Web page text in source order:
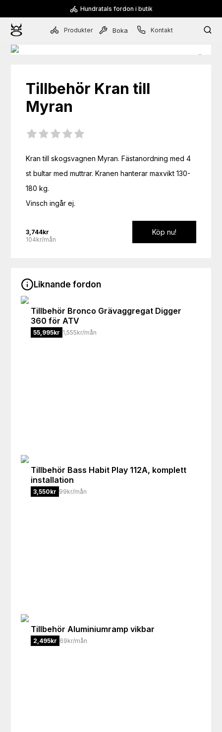
Hundratals fordon i butik
Produkter Boka Kontakt
Tillbehör Kran till
Myran
Kran till skogsvagnen Myran. Fästanordning med 4
st bultar med muttrar. Kranen hanterar maxvikt 130-
180 kg.
Vinsch ingår ej.
3,744kr
104kr/mån
Köp nu!
Liknande fordon
Tillbehör Bronco Grävaggregat Digger
360 för ATV
55,995kr 1,555kr/mån
Tillbehör Bass Habit Play 112A, komplett
installation
3,550kr 99kr/mån
Tillbehör Aluminiumramp vikbar
2,495kr 69kr/mån